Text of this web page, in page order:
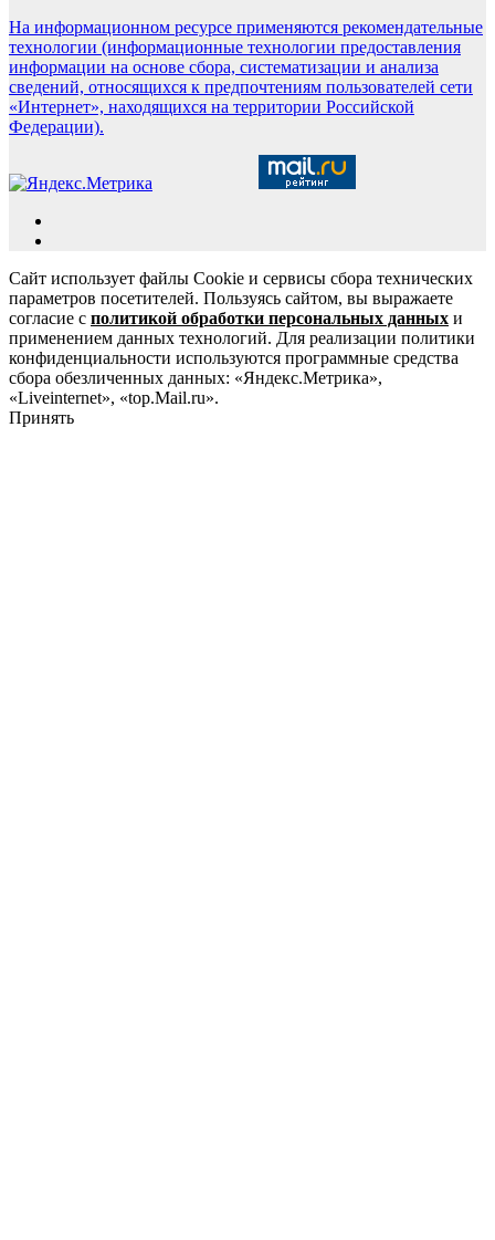
На информационном ресурсе применяются рекомендательные
технологии (информационные технологии предоставления
информации на основе сбора, систематизации и анализа
сведений, относящихся к предпочтениям пользователей сети
«Интернет», находящихся на территории Российской
Федерации).
Сайт использует файлы Cookie и сервисы сбора технических
параметров посетителей. Пользуясь сайтом, вы выражаете
согласие с политикой обработки персональных данных и
применением данных технологий. Для реализации политики
конфиденциальности используются программные средства
сбора обезличенных данных: «Яндекс.Метрика»,
«Liveinternet», «top.Mail.ru».
Принять